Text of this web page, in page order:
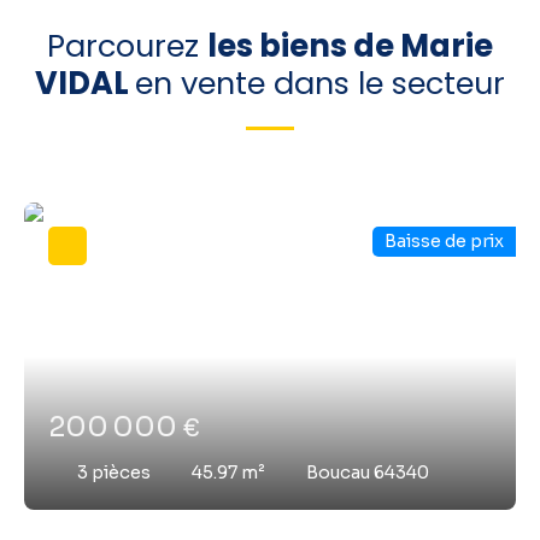
Parcourez les biens de Marie
VIDALen vente dans le secteur
200 000€
3 pièces 45.97 m² Boucau 64340
Baisse de prix